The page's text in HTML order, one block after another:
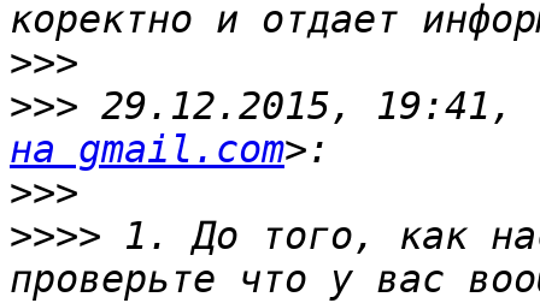
>>>
>>> 29.12.2015, 19:41,
на gmail.com
>>>
>>>> 1. До того, как
проверьте что у вас